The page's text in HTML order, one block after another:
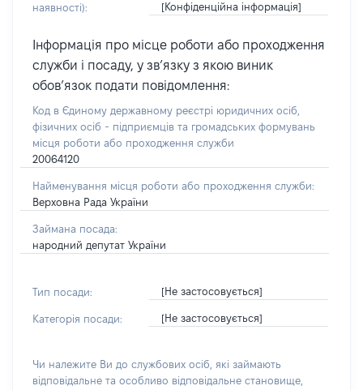
наявності):
[Конфіденційна інформація]
Інформація про місце роботи або проходження
служби і посаду, у зв’язку з якою виник
обов’язок подати повідомлення:
Код в Єдиному державному реєстрі юридичних осіб,
фізичних осіб - підприємців та громадських формувань
місця роботи або проходження служби
20064120
Найменування місця роботи або проходження служби:
Верховна Рада України
Займана посада:
народний депутат України
Тип посади: [Не застосовується]
Категорія посади: [Не застосовується]
Чи належите Ви до службових осіб, які займають
відповідальне та особливо відповідальне становище,